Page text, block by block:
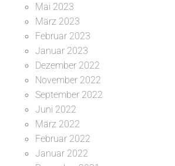
Mai 2023
März 2023
Februar 2023
Januar 2023
Dezember 2022
November 2022
September 2022
Juni 2022
März 2022
Februar 2022
Januar 2022